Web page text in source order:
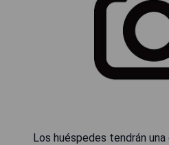
Los huéspedes tendrán